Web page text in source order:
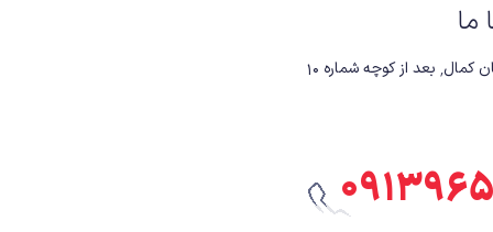
ما
کوچه شماره ۱۰